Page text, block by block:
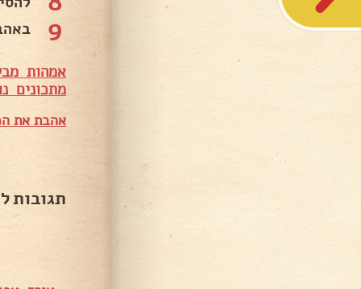
9
אמהות
מתכונים
אהבת את
תגובות